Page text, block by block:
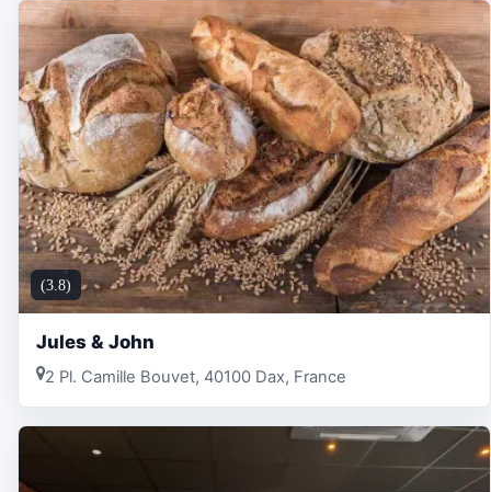
(3.8)
Jules & John
2 Pl. Camille Bouvet, 40100 Dax, France